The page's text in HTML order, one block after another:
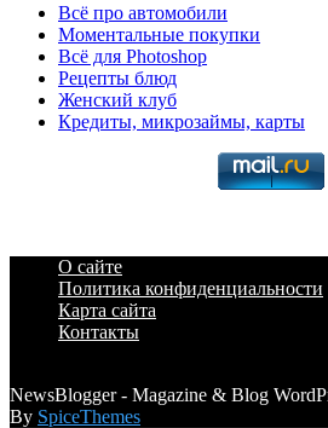
Всё про автомобили
Моментальные покупки
Всё для Photoshop
Рецепты блюд
Женский клуб
Кредиты, микрозаймы, карты
О сайте
Политика конфиденциальности
Карта сайта
Контакты
NewsBlogger - Magazine & Blog
By SpiceThemes